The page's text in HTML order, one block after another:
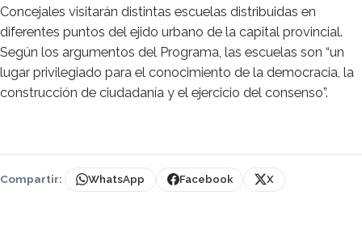
Concejales visitarán distintas escuelas distribuidas en
diferentes puntos del ejido urbano de la capital provincial.
Según los argumentos del Programa, las escuelas son “un
lugar privilegiado para el conocimiento de la democracia, la
construcción de ciudadanía y el ejercicio del consenso”.
Compartir: WhatsApp Facebook X